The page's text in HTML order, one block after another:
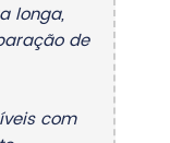
longa,
de
com